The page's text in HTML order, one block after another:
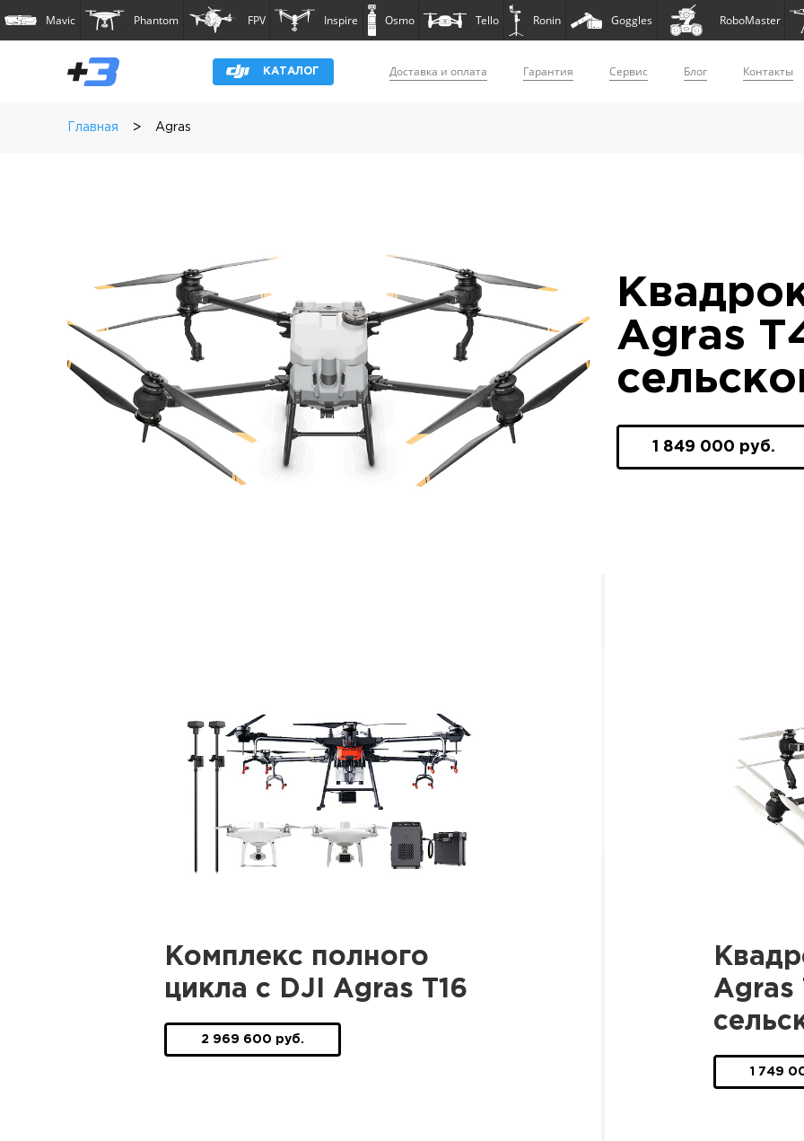
Mavic Phantom FPV Inspire Osmo Tello Ronin Goggles RoboMaster
КАТАЛОГ Доставка и оплата Гарантия Сервис Блог Контакты
Главная > Agras
Agras
1 849 000 руб.
Комплекс полного
цикла с DJI Agras T16
2 969 600 руб.
Agras
1 749